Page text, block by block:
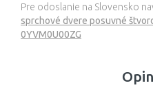
Pre odoslanie na Slovensko
sprchové dvere posuvné
0YVM0U00ZG